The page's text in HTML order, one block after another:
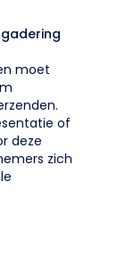
moet
of
deze
zich